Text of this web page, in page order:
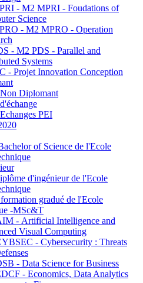
- M2 MPRI - Foudations of
Science
- M2 MPRO - Operation
- M2 PDS - Parallel and
Systems
- Projet Innovation Conception
Diplomant
PEI
of Science de l'Ecole
d'ingénieur de l'Ecole
gradué de l'Ecole
-MSc&T
- Artificial Intelligence and
Visual Computing
- Cybersecurity : Threats
- Data Science for Business
- Economics, Data Analytics